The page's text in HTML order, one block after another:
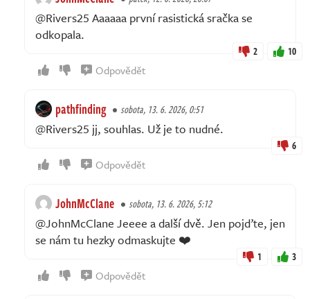
@Rivers25 Aaaaaa první rasistická sračka se
odkopala.
2 10
Odpovědět
pathfinding sobota, 13. 6. 2026, 0:51
@Rivers25 jj, souhlas. Už je to nudné.
6
Odpovědět
JohnMcClane sobota, 13. 6. 2026, 5:12
@JohnMcClane Jeeee a další dvě. Jen pojďte, jen
se nám tu hezky odmaskujte ❤️
1 3
Odpovědět